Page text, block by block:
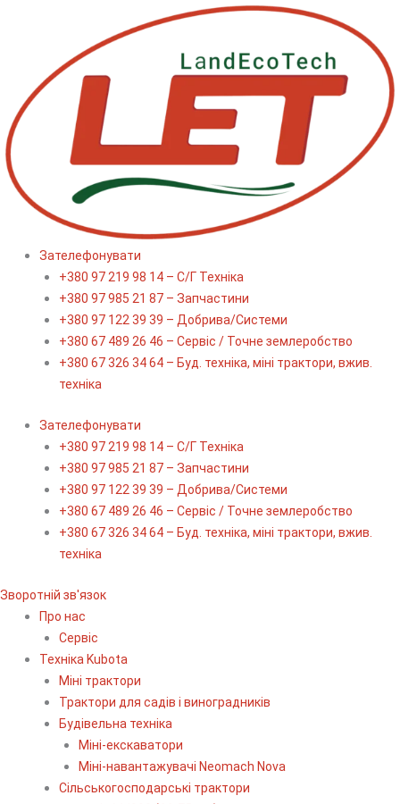
Зателефонувати
+380 97 219 98 14 – С/Г Техніка
+380 97 985 21 87 – Запчастини
+380 97 122 39 39 – Добрива/Cистеми
+380 67 489 26 46 – Сервіс / Точне землеробство
+380 67 326 34 64 – Буд. техніка, міні трактори, вжив.
техніка
Зателефонувати
+380 97 219 98 14 – С/Г Техніка
+380 97 985 21 87 – Запчастини
+380 97 122 39 39 – Добрива/Cистеми
+380 67 489 26 46 – Сервіс / Точне землеробство
+380 67 326 34 64 – Буд. техніка, міні трактори, вжив.
техніка
Зворотній зв'язок
Про нас
Сервіс
Технiка Kubota
Міні трактори
Трактори для садів і виноградників
Будівельна техніка
Міні-екскаватори
Міні-навантажувачі Neomach Nova
Сільськогосподарські трактори